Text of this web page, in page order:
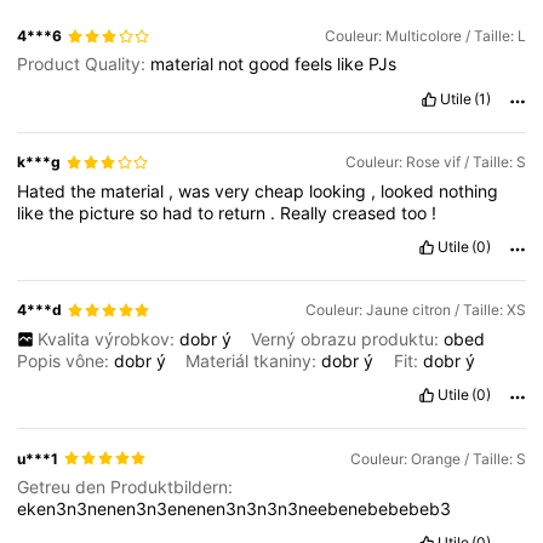
4***6 Couleur: Multicolore / Taille: L
Product Quality: material notgoodfeels like PJs
Utile (1)
k***g Couleur: Rose vif / Taille: S
Hatedthe material ,wasverycheap looking , looked nothing
likethe pictureso hadto return . Reallycreasedtoo !
Utile (0)
4***d Couleur: Jaune citron / Taille: XS
Kvalita výrobkov: dobr ý Verný obrazu produktu: obed
Popis vône:dobrý Materiál tkaniny:dobrý Fit: dobr ý
Utile (0)
u***1 Couleur: Orange / Taille: S
Getreu den Produktbildern:
eken3n3nenen3n3enenen3n3n3n3neebenebebebeb3